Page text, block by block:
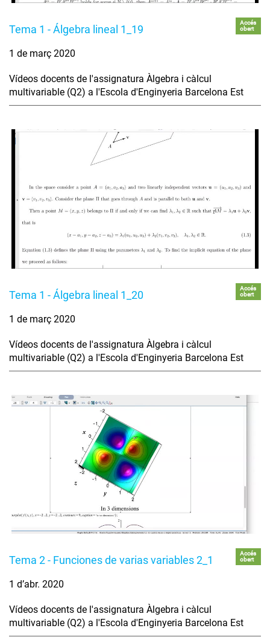
Tema 1 - Álgebra lineal 1_19
Accés
obert
1 de març 2020
Vídeos docents de l'assignatura Àlgebra i càlcul
multivariable (Q2) a l'Escola d'Enginyeria Barcelona Est
Tema 1 - Álgebra lineal 1_20
Accés
obert
1 de març 2020
Vídeos docents de l'assignatura Àlgebra i càlcul
multivariable (Q2) a l'Escola d'Enginyeria Barcelona Est
Tema 2 - Funciones de varias variables 2_1
Accés
obert
1 d’abr. 2020
Vídeos docents de l'assignatura Àlgebra i càlcul
multivariable (Q2) a l'Escola d'Enginyeria Barcelona Est